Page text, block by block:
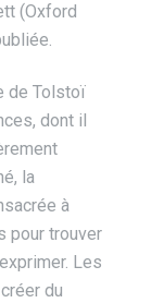
(Oxford
de Tolstoï
dont il
la
à
pour trouver
Les
du